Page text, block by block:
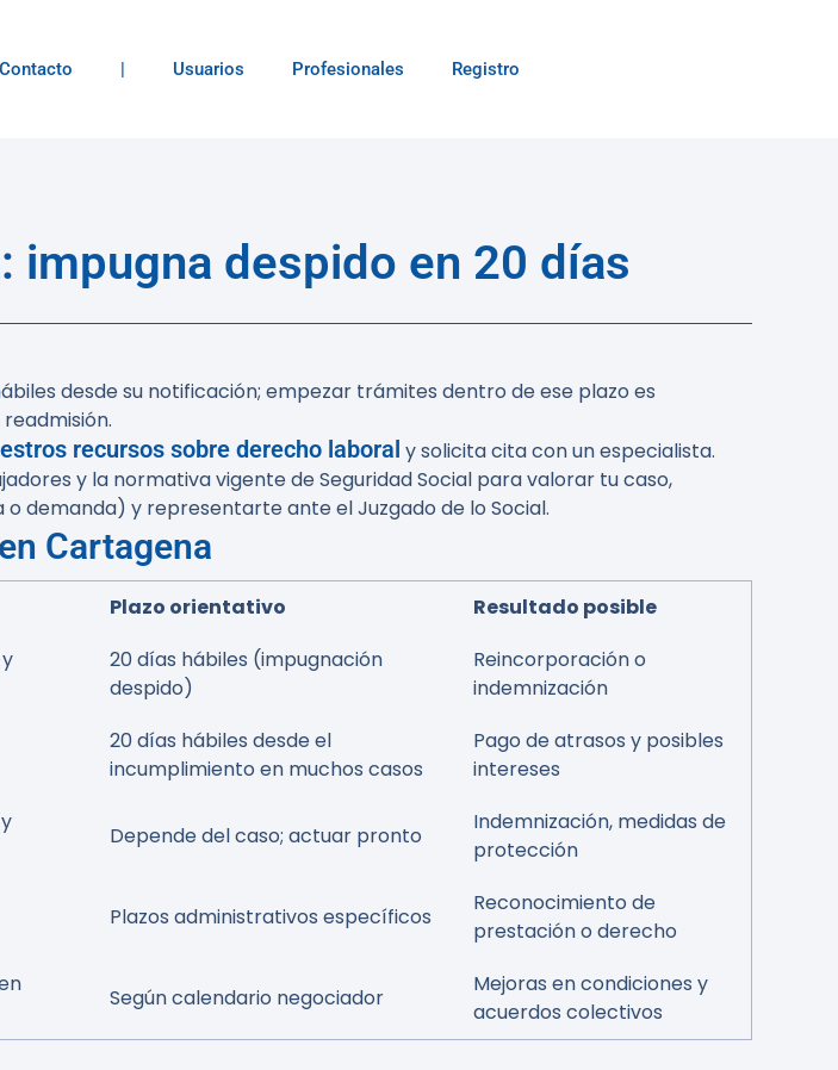
Contacto | Usuarios Profesionales Registro
impugna despido en 20 días
desde su notificación; empezar trámites dentro de ese plazo es
recursos sobre derecho laboral y solicita cita con un especialista.
y la normativa vigente de Seguridad Social para valorar tu caso,
demanda) y representarte ante el Juzgado de lo Social.
Cartagena
Plazo orientativo
Resultado posible
20 días hábiles (impugnación
despido)
Reincorporación o
indemnización
20 días hábiles desde el
incumplimiento en muchos casos
Pago de atrasos y posibles
intereses
Depende del caso; actuar pronto
Indemnización, medidas de
protección
Plazos administrativos específicos
Reconocimiento de
prestación o derecho
Según calendario negociador
Mejoras en condiciones y
acuerdos colectivos